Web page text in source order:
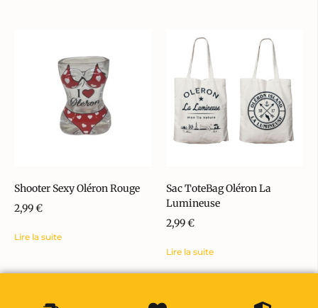
Shooter Sexy Oléron Rouge
2,99€
Lire la suite
Sac ToteBag Oléron La
Lumineuse
2,99€
Lire la suite